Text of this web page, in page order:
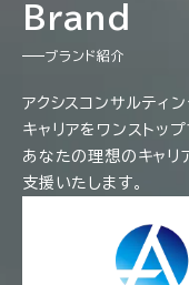
Brand
ブランド紹介
アクシスコンサルティ
キャリアをワンストッ
あなたの理想のキャ
支援いたします。